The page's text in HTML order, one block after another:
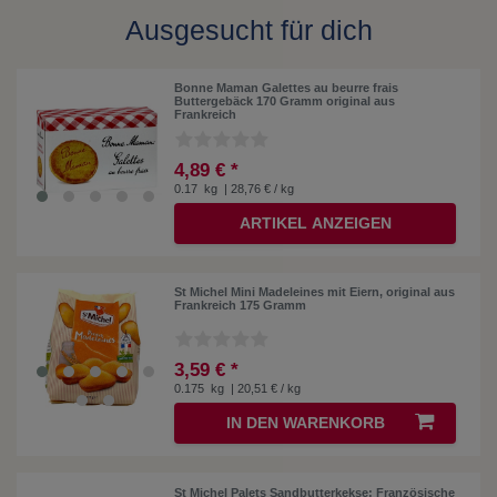
Ausgesucht für dich
Bonne Maman Galettes au beurre frais
Buttergebäck 170 Gramm original aus
Frankreich
4,89 € *
0.17 kg | 28,76 € / kg
ARTIKEL ANZEIGEN
St Michel Mini Madeleines mit Eiern, original aus
Frankreich 175 Gramm
3,59 € *
0.175 kg | 20,51 € / kg
IN DEN WARENKORB
St Michel Palets Sandbutterkekse: Französische